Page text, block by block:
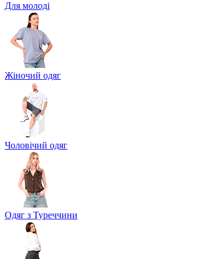
Для молоді
Жіночий одяг
Чоловічий одяг
Одяг з Туреччини